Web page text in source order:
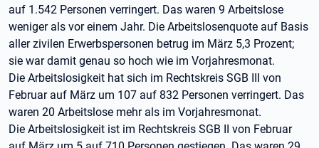
auf 1.542 Personen verringert. Das waren 9 Arbeitslose
weniger als vor einem Jahr. Die Arbeitslosenquote auf Basis
aller zivilen Erwerbspersonen betrug im März 5,3 Prozent;
sie war damit genau so hoch wie im Vorjahresmonat.
Die Arbeitslosigkeit hat sich im Rechtskreis SGB III von
Februar auf März um 107 auf 832 Personen verringert. Das
waren 20 Arbeitslose mehr als im Vorjahresmonat.
Die Arbeitslosigkeit ist im Rechtskreis SGB II von Februar